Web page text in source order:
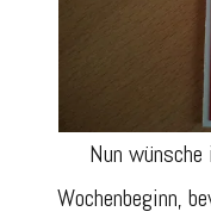
Nun wünsche
Wochenbeginn,